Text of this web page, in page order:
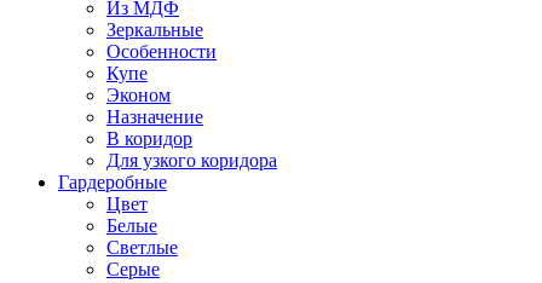
Из МДФ
Зеркальные
Особенности
Купе
Эконом
Назначение
В коридор
Для узкого коридора
Гардеробные
Цвет
Белые
Светлые
Серые